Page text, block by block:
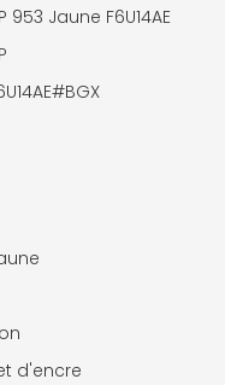
953 Jaune F6U14AE
d'encre